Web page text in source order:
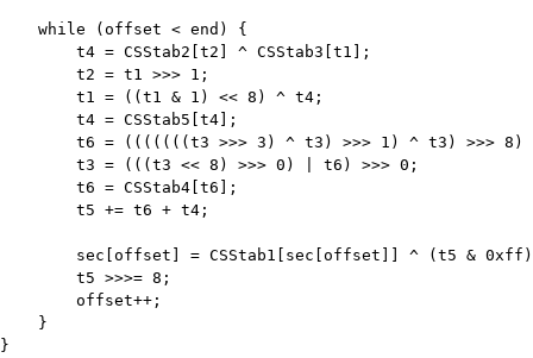
while (offset < end) {
t4 = CSStab2[t2] ^ CSStab3[t1];
t2 = t1 >>> 1;
t1 = ((t1 & 1) << 8) ^ t4;
t4 = CSStab5[t4];
t6 = (((((((t3 >>> 3) ^ t3) >>> 1) ^ t3) >>> 8) ^
t3 = (((t3 << 8) >>> 0) | t6) >>> 0;
t6 = CSStab4[t6];
t5 += t6 + t4;
sec[offset] = CSStab1[sec[offset]] ^ (t5 &
t5 >>>= 8;
offset++;
}
}